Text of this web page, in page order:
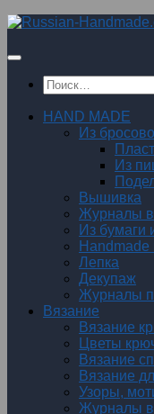
Перейти
содержимому
Найти:
HAND MADE
Из
Из
Вышивка
Журналы
Из бумаги
Handmade
Лепка
Декупаж
Журналы
Вязание
Вязание
Цветы
Вязание
Вязание
Узоры,
Журналы